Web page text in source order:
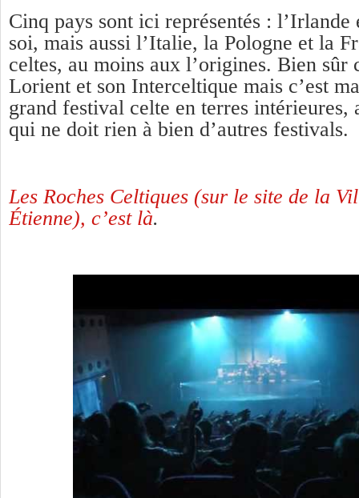
Cinq pays sont ici représentés : l’Irlande
soi, mais aussi l’Italie, la Pologne et la
celtes, au moins aux l’origines. Bien sûr
Lorient et son Interceltique mais c’est
grand festival celte en terres intérieures,
qui ne doit rien à bien d’autres festivals.
Les Roches Celtiques (sur le site de la
Étienne), c’est là.